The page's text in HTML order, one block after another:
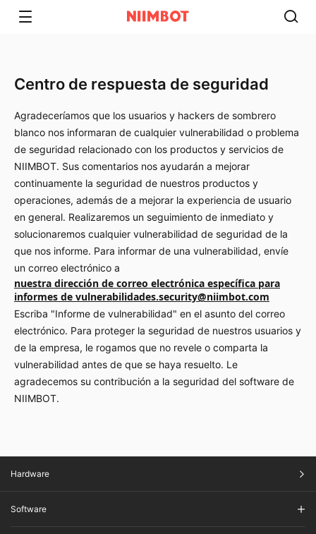
Centro de respuesta de seguridad
Agradeceríamos que los usuarios y hackers de sombrero
blanco nos informaran de cualquier vulnerabilidad o problema
de seguridad relacionado con los productos y servicios de
NIIMBOT. Sus comentarios nos ayudarán a mejorar
continuamente la seguridad de nuestros productos y
operaciones, además de a mejorar la experiencia de usuario
en general. Realizaremos un seguimiento de inmediato y
solucionaremos cualquier vulnerabilidad de seguridad de la
que nos informe. Para informar de una vulnerabilidad, envíe
un correo electrónico a
nuestra dirección de correo electrónica específica para
informes de vulnerabilidades.security@niimbot.com
Escriba "Informe de vulnerabilidad" en el asunto del correo
electrónico. Para proteger la seguridad de nuestros usuarios y
de la empresa, le rogamos que no revele o comparta la
vulnerabilidad antes de que se haya resuelto. Le
agradecemos su contribución a la seguridad del software de
NIIMBOT.
Hardware
Software